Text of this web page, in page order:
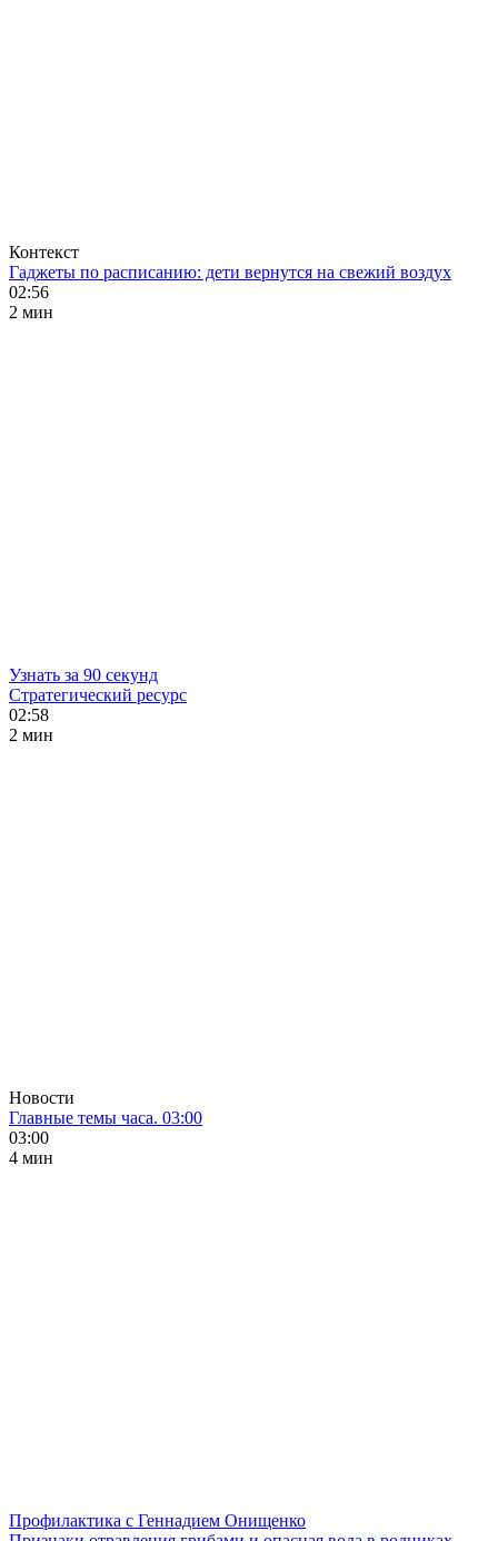
Контекст
Гаджеты по расписанию: дети вернутся на свежий воздух
02:56
2 мин
Узнать за 90 секунд
Стратегический ресурс
02:58
2 мин
Новости
Главные темы часа. 03:00
03:00
4 мин
Профилактика с Геннадием Онищенко